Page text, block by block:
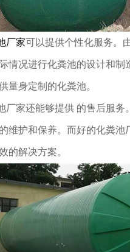
厂家可以提供个性化服务。
情况进行化粪池的设计和
量身定制的化粪池。
家还能够提供 的售后服务
维护和保养。而好的化粪
的解决方案。